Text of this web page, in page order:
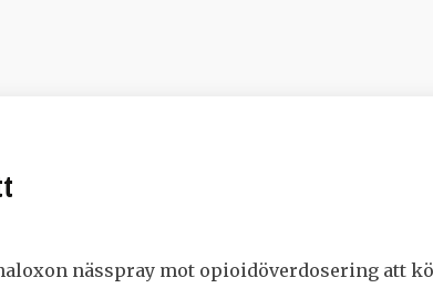
nässpray mot opioidöverdosering att